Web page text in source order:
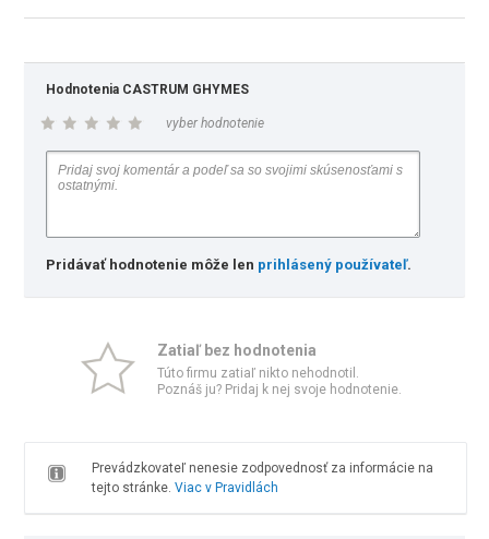
Hodnotenia CASTRUM GHYMES
vyber hodnotenie
Pridávať hodnotenie môže len prihlásený používateľ.
Zatiaľ bez hodnotenia
Túto firmu zatiaľ nikto nehodnotil.
Poznáš ju? Pridaj k nej svoje hodnotenie.
Prevádzkovateľ nenesie zodpovednosť za informácie na
tejto stránke. Viac v Pravidlách